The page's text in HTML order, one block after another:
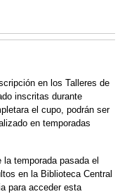
en los Talleres de
inscritas durante
el cupo, podrán ser
en temporadas
temporada pasada el
en la Biblioteca Central
para acceder esta